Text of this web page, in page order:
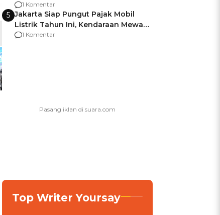
Usai Jadi Brigjen
1 Komentar
5 Jakarta Siap Pungut Pajak Mobil
Listrik Tahun Ini, Kendaraan Mewah
Kena hingga 75% PKB
1 Komentar
Top Writer Yoursay